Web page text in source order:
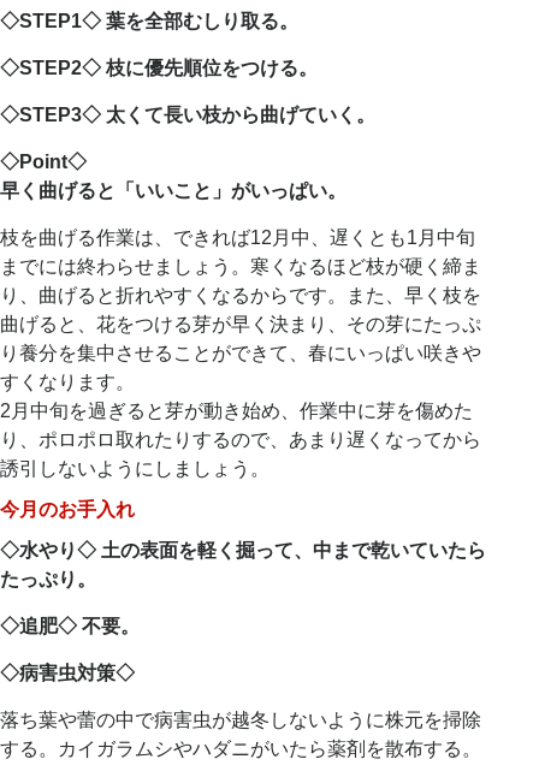
◇STEP1◇ 葉を全部むしり取る。
◇STEP2◇ 枝に優先順位をつける。
◇STEP3◇ 太くて長い枝から曲げていく。
◇Point◇
早く曲げると「いいこと」がいっぱい。
枝を曲げる作業は、できれば12月中、遅くとも1月中旬
までには終わらせましょう。寒くなるほど枝が硬く締ま
り、曲げると折れやすくなるからです。また、早く枝を
曲げると、花をつける芽が早く決まり、その芽にたっぷ
り養分を集中させることができて、春にいっぱい咲きや
すくなります。
2月中旬を過ぎると芽が動き始め、作業中に芽を傷めた
り、ポロポロ取れたりするので、あまり遅くなってから
誘引しないようにしましょう。
今月のお手入れ
◇水やり◇ 土の表面を軽く掘って、中まで乾いていたら
たっぷり。
◇追肥◇ 不要。
◇病害虫対策◇
落ち葉や蕾の中で病害虫が越冬しないように株元を掃除
する。カイガラムシやハダニがいたら薬剤を散布する。